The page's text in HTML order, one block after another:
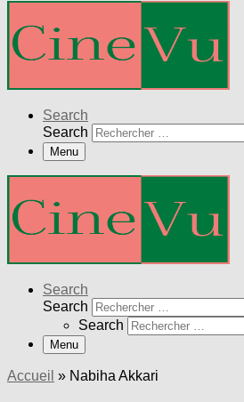
Search
Search
Menu
Search
Search
Search
Menu
Accueil » Nabiha Akkari